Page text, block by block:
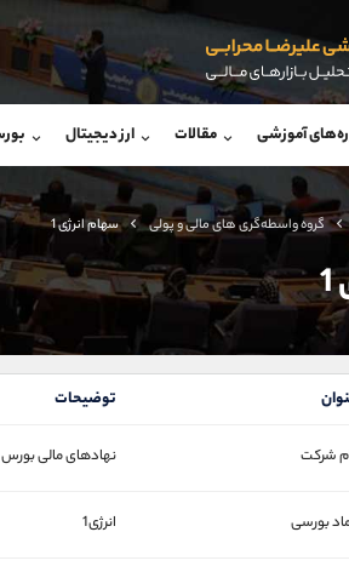
آموزشی مقالات ارز دیجیتال
گروه واسطه‌گری های مالی و پولی سهام انرژی 1
توضیحات
شرکت نهادهای مالی بورس
بورسی انرژی1
شروع گفتگو
@Armteam_admin_33
118
واتساپ
تلگرام
(دفتر فروش)